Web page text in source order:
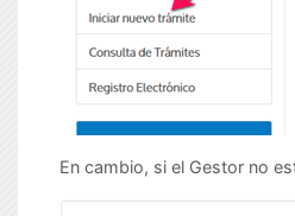
En cambio, si el Gestor no